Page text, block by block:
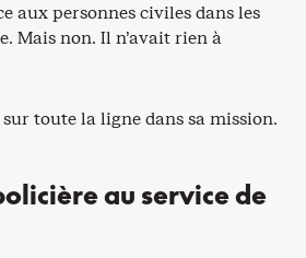
aux personnes civiles dans les
Mais non. Il n’avait rien à
toute la ligne dans sa mission.
au service de